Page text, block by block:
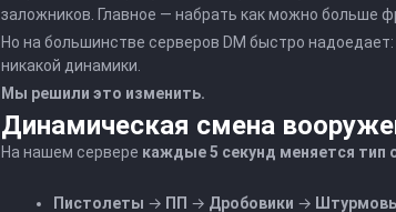
заложников. Главное — набрать как можно больше
Но на большинстве серверов DM быстро
никакой динамики.
Мы решили это изменить.
Динамическая смена
На нашем сервере каждые 5 секунд меняется тип
Пистолеты → ПП → Дробовики →